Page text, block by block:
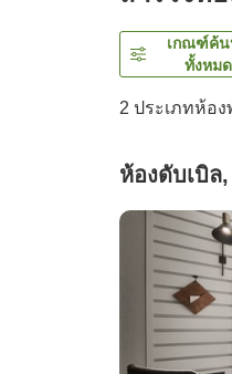
เกณฑ์ค้น
ทั้งหมด
2 ประเภทห้อง
ห้องดับเบิ